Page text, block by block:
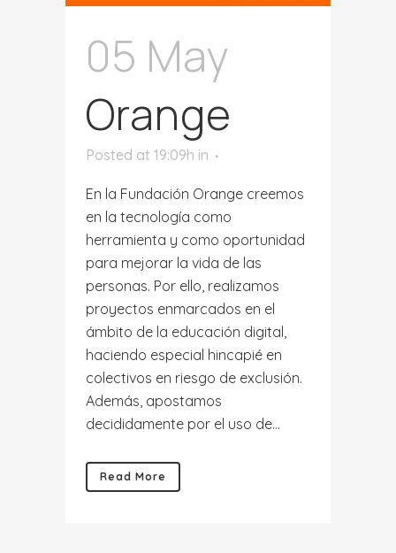
05 May
Orange
Posted at 19:09h in
En la Fundación Orange creemos
en la tecnología como
herramienta y como oportunidad
para mejorar la vida de las
personas. Por ello, realizamos
proyectos enmarcados en el
ámbito de la educación digital,
haciendo especial hincapié en
colectivos en riesgo de exclusión.
Además, apostamos
decididamente por el uso de...
Read More